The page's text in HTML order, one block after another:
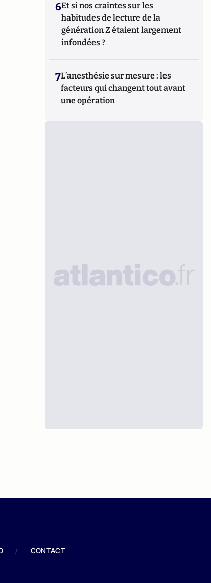
6Et si nos craintes sur les
habitudes de lecture de la
génération Z étaient largement
infondées ?
7L’anesthésie sur mesure : les
facteurs qui changent tout avant
une opération
/ CONTACT